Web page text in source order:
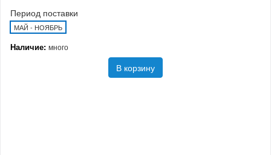
Период поставки
МАЙ - НОЯБРЬ
Наличие: много
В корзину